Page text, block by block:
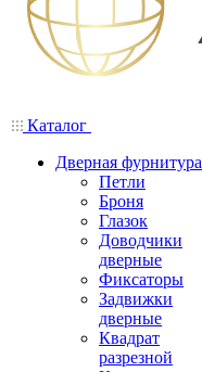
Каталог
Дверная фурнитура
Петли
Броня
Глазок
Доводчики
дверные
Фиксаторы
Задвижки
дверные
Квадрат
разрезной